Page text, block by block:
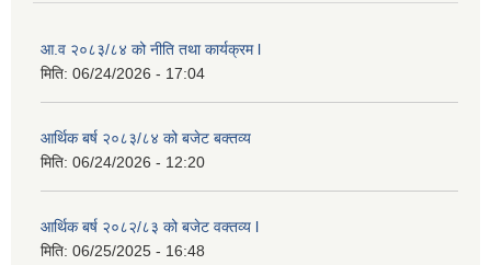
आ.व २०८३/८४ को नीति तथा कार्यक्रम l
मिति: 06/24/2026 - 17:04
आर्थिक बर्ष २०८३/८४ को बजेट बक्तव्य
मिति: 06/24/2026 - 12:20
आर्थिक बर्ष २०८२/८३ को बजेट वक्तव्य l
मिति: 06/25/2025 - 16:48